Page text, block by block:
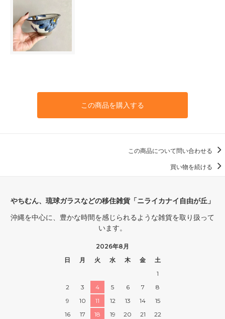
この商品を購入する
この商品について問い合わせる
買い物を続ける
やちむん、琉球ガラスなどの移住雑貨「ニライカナイ自由が丘」
沖縄を中心に、豊かな時間を感じられるような雑貨を取り扱って
います。
2026年8月
日
月 火 水 木 金
土
1
2
3 4 5 6 7
8
9
10 11 12 13 14
15
16
17 18 19 20 21
22